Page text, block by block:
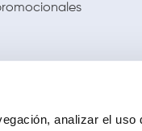
analizar el uso